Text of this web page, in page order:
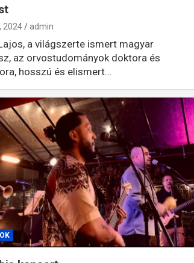
2024 admin
a világszerte ismert magyar
az orvostudományok doktora és
hosszú és elismert…